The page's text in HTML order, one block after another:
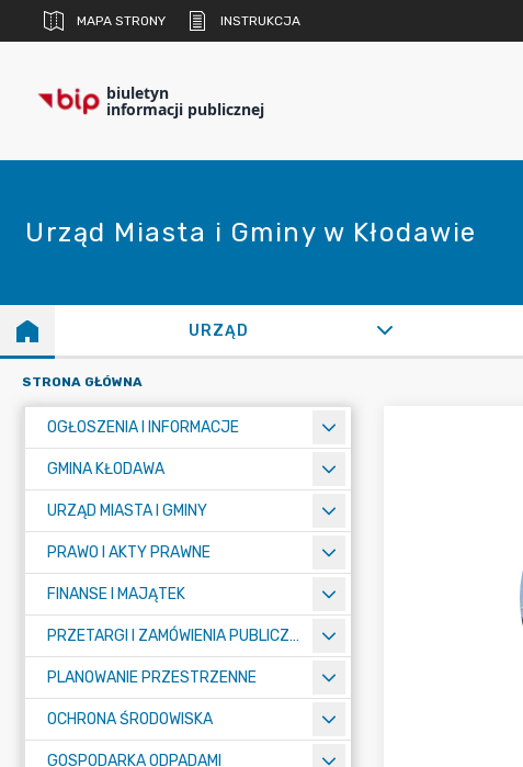
MAPA STRONY INSTRUKCJA
biuletyn
informacji publicznej
Urząd Miasta i Gminy w Kłodawie
URZĄD
STRONA GŁÓWNA
OGŁOSZENIA I INFORMACJE
GMINA KŁODAWA
URZĄD MIASTA I GMINY
PRAWO I AKTY PRAWNE
FINANSE I MAJĄTEK
PRZETARGI I ZAMÓWIENIA PUBLICZNE
PLANOWANIE PRZESTRZENNE
OCHRONA ŚRODOWISKA
GOSPODARKA ODPADAMI